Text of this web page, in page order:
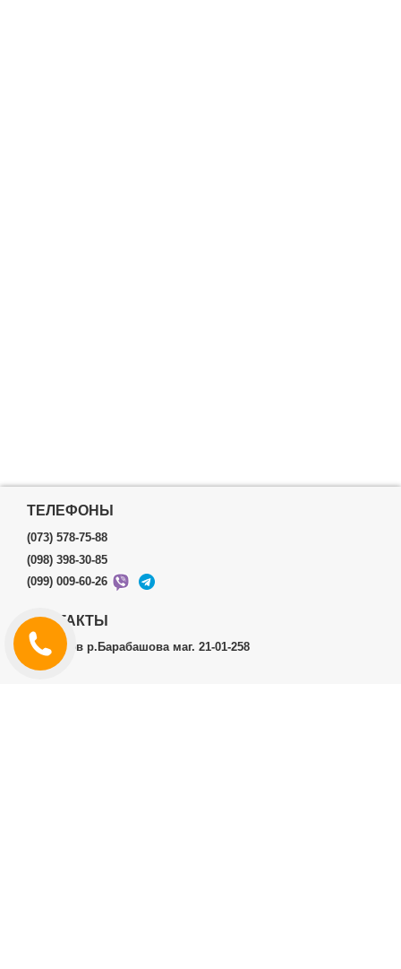
ТЕЛЕФОНЫ
(073) 578-75-88
(098) 398-30-85
(099) 009-60-26
КОНТАКТЫ
г.Харьков р.Барабашова маг. 21-01-258